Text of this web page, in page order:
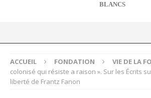
BLANCS
ACCUEIL FONDATION VIE DE LA
colonisé qui résiste a raison ». Sur les Écrits
liberté de Frantz Fanon